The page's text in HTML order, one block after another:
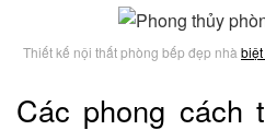
Thiết kế nội thất phòng bếp đẹp nhà
Các phong cách